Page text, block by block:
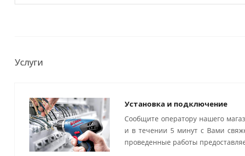
Услуги
Установка и подключение
Сообщите оператору нашего
и в течении 5 минут с Вами
проведенные работы